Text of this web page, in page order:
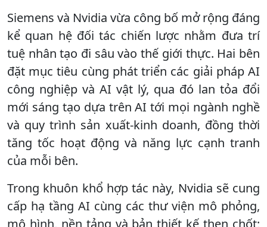
Siemens và Nvidia vừa công bố mở rộng đáng
kể quan hệ đối tác chiến lược nhằm đưa trí
tuệ nhân tạo đi sâu vào thế giới thực. Hai bên
đặt mục tiêu cùng phát triển các giải pháp AI
công nghiệp và AI vật lý, qua đó lan tỏa đổi
mới sáng tạo dựa trên AI tới mọi ngành nghề
và quy trình sản xuất-kinh doanh, đồng thời
tăng tốc hoạt động và năng lực cạnh tranh
của mỗi bên.
Trong khuôn khổ hợp tác này, Nvidia sẽ cung
cấp hạ tầng AI cùng các thư viện mô phỏng,
mô hình, nền tảng và bản thiết kế then chốt;